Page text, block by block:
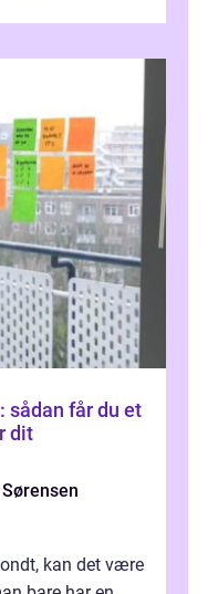
sådan får du et
dit
kan det være